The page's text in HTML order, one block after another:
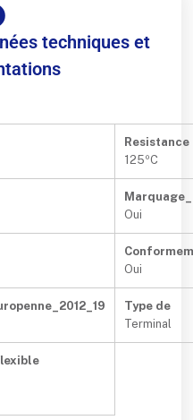
techniques et
125ºC
Oui
Oui
Type de
Terminal